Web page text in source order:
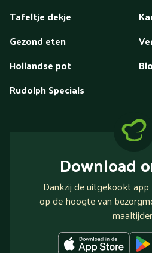
Tafeltje dekje
Gezond eten
Hollandse pot
Rudolph Specials
Download
Dankzij de uitgekookt
op de hoogte van